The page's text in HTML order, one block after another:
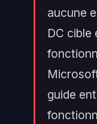
aucune
DC cible
guide